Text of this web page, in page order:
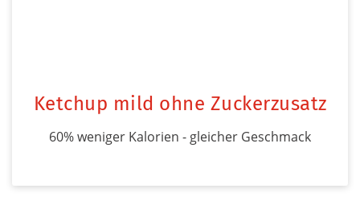
Ketchup mild ohne Zuckerzusatz
60% weniger Kalorien - gleicher Geschmack